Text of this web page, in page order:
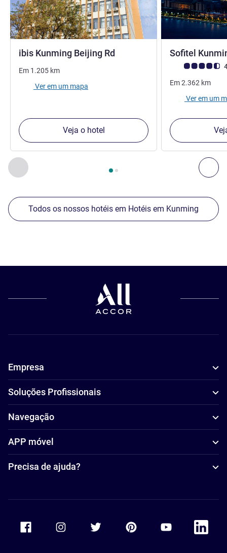
Anterior - Os nossos outros estabelecimentos nas
Página , Os nossos outros estabelecimentos nas
ibis Kunming Beijing Rd
Em 1.205 km
Ver em um mapa
Veja o hotel
Sofitel
Nota clientes
Em2.362 km
Ver em um
Todos os nossos hotéis em Hotéis em Kunming
Empresa
Soluções Profissionais
Navegação
APP móvel
Precisa de ajuda?
Accor Facebook Accor TwitterAccor PinterestAccor Youtube
Accor